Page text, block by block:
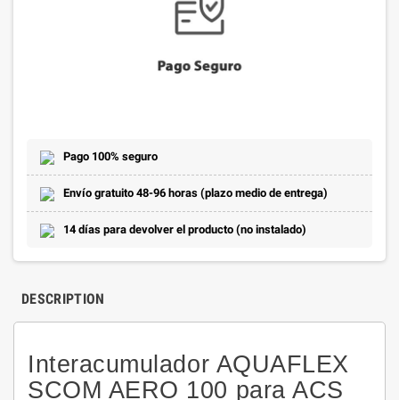
Pago 100% seguro
Envío gratuito 48-96 horas (plazo medio de entrega)
14 días para devolver el producto (no instalado)
DESCRIPTION
Interacumulador AQUAFLEX
SCOM AERO 100 para ACS